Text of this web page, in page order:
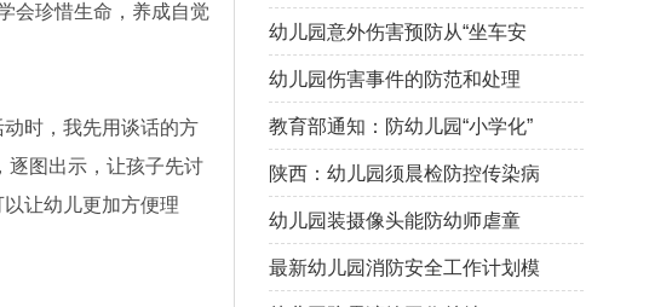
会珍惜生命，养成自觉
时，我先用谈话的方
逐图出示，让孩子先讨
让幼儿更加方便理
幼儿园意外伤害预防从“坐车安
全”开始
幼儿园伤害事件的防范和处理
教育部通知：防幼儿园“小学化”
陕西：幼儿园须晨检防控传染病
幼儿园装摄像头能防幼师虐童
吗？
最新幼儿园消防安全工作计划模
板大全